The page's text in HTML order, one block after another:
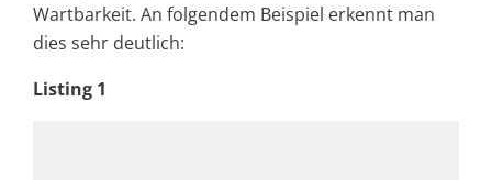
Wartbarkeit. An folgendem Beispiel erkennt man
dies sehr deutlich:
Listing 1